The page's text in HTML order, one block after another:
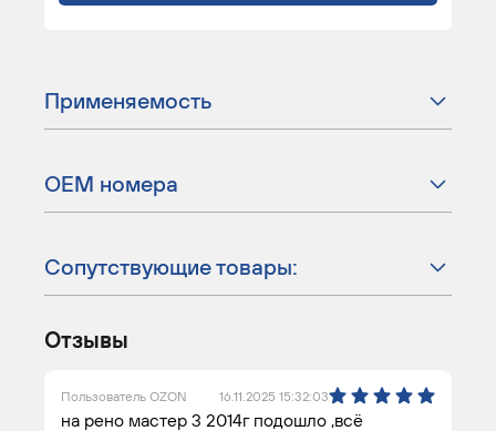
Применяемость
ОЕМ номера
Сопутствующие товары:
Отзывы
Пользователь OZON 16.11.2025 15:32:03
на рено мастер 3 2014г подошло ,всё